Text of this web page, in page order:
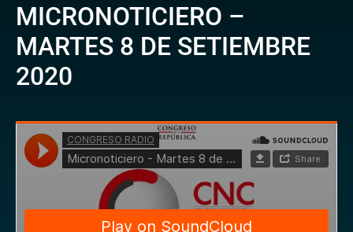
MICRONOTICIERO –
MARTES 8 DE SETIEMBRE
2020